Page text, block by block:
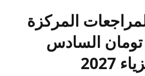
المركزة
السادس